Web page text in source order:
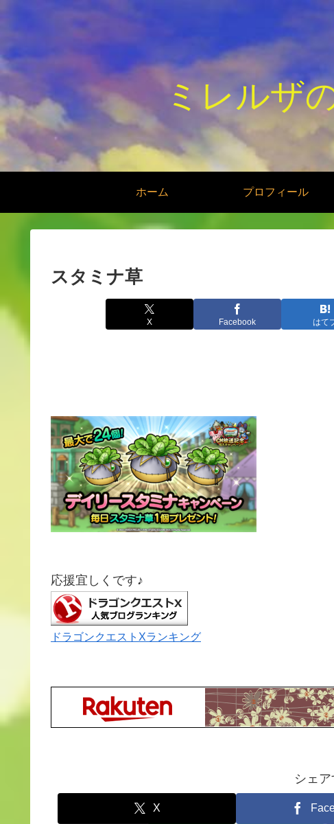
ミレルザ
ホーム プロフィール
スタミナ草
X Facebook はて
応援宜しくです♪
ドラゴンクエストXランキング
シェア
X